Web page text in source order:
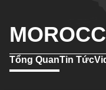
Tổng QuanTin Tức